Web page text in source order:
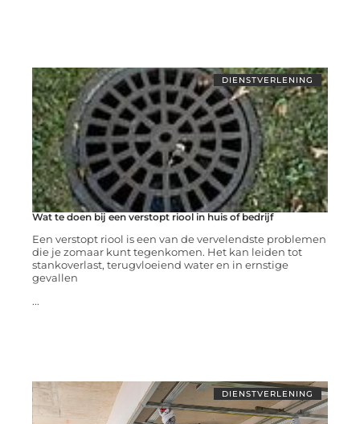
DIENSTVERLENING
Wat te doen bij een verstopt riool in huis of bedrijf
Een verstopt riool is een van de vervelendste problemen
die je zomaar kunt tegenkomen. Het kan leiden tot
stankoverlast, terugvloeiend water en in ernstige
gevallen
...
DIENSTVERLENING